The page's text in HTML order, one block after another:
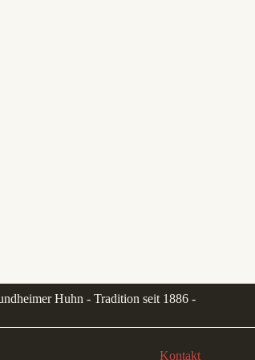
Huhn - Tradition seit 1886 -
Kontakt